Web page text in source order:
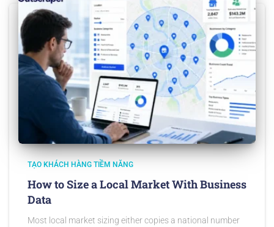
TẠO KHÁCH HÀNG TIỀM NĂNG
How to Size a Local Market With Business
Data
Most local market sizing either copies a national number